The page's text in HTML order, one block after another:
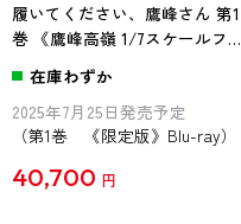
履いてください、鷹峰さん 第1
巻 《鷹峰高嶺 1/7スケールフィ
ギュア付き完全数量限定版》
Blu-ray
在庫わずか
2025年7月25日発売予定
（第1巻 《限定版》Blu-ray）
40,700 円